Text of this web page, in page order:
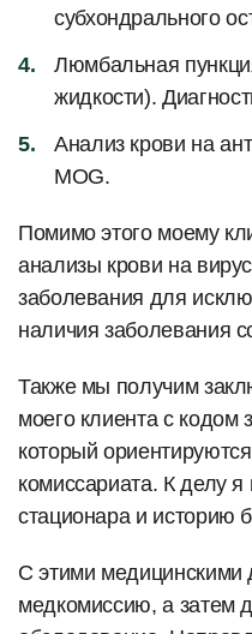
субхондрального
Люмбальная
жидкости).
Анализ крови на
MOG.
Помимо этого моему
анализы крови на
заболевания для
наличия заболевания
Также мы получим
моего клиента с
который
комиссариата. К делу
стационара и историю
С этими
медкомиссию, а затем